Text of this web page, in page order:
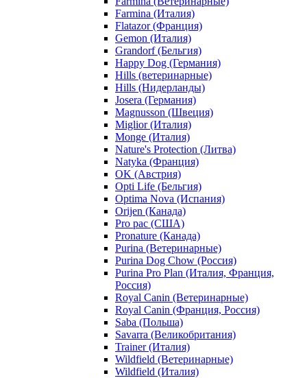
Farmina (Италия)
Flatazor (Франция)
Gemon (Италия)
Grandorf (Бельгия)
Happy Dog (Германия)
Hills (ветеринарные)
Hills (Нидерланды)
Josera (Германия)
Magnusson (Швеция)
Miglior (Италия)
Monge (Италия)
Nature's Protection (Литва)
Natyka (Франция)
OK (Австрия)
Opti Life (Бельгия)
Optima Nova (Испания)
Orijen (Канада)
Pro pac (США)
Pronature (Канада)
Purina (Ветеринарные)
Purina Dog Chow (Россия)
Purina Pro Plan (Италия, Франция,
Россия)
Royal Canin (Ветеринарные)
Royal Canin (Франция, Россия)
Saba (Польша)
Savarra (Великобритания)
Trainer (Италия)
Wildfield (Ветеринарные)
Wildfield (Италия)